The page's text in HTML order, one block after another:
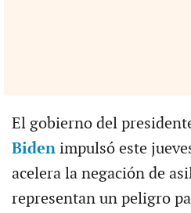
El gobierno del
Bidenimpulsó este
acelera la negación de
representan un peligro